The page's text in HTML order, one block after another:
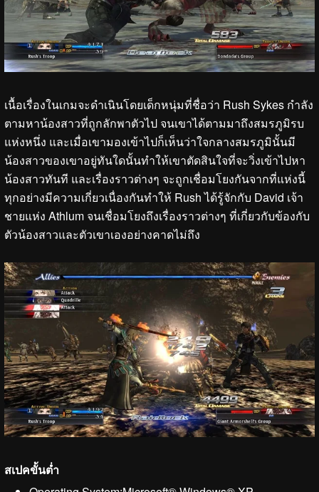
เนื้อเรื่องในเกมจะดำเนินโดยเด็กหนุ่มที่ชื่อว่า Rush Sykes กำลัง
ตามหาน้องสาวที่ถูกลักพาตัวไป จนเขาได้ตามมาถึงสมรภูมิรบ
แห่งหนึ่ง และเมื่อเขามองเข้าไปก็เห็นว่าใจกลางสมรภูมินั้นมี
น้องสาวของเขาอยู่ทันใดนั้นทำให้เขาตัดสินใจที่จะวิ่งเข้าไปหา
น้องสาวทันที และเรื่องราวต่างๆ จะถูกเชื่อมโยงกันจากที่แห่งนี้
ทุกอย่างมีความเกี่ยวเนื่องกันทำให้ Rush ได้รู้จักกับ David เจ้า
ชายแห่ง Athlum จนเชื่อมโยงถึงเรื่องราวต่างๆ ที่เกี่ยวกับข้องกับ
ตัวน้องสาวและตัวเขาเองอย่างคาดไม่ถึง
สเปคขั้นต่ำ